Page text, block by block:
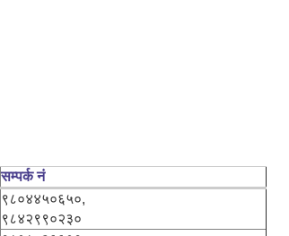
सम्पर्क नं
९८०४४५०६५०,
९८४२९९०२३०